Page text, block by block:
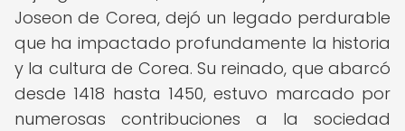
Joseon de Corea, dejó un legado perdurable
que ha impactado profundamente la historia
y la cultura de Corea. Su reinado, que abarcó
desde 1418 hasta 1450, estuvo marcado por
numerosas contribuciones a la sociedad